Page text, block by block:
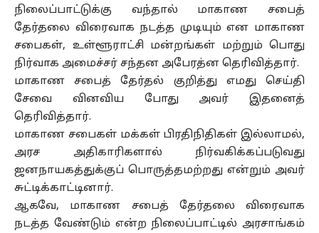
நிலைப்பாட்டுக்கு வந்தால் மாகாண சபைத்
தேர்தலை விரைவாக நடத்த முடியும் என மாகாண
சபைகள், உள்ளூராட்சி மன்றங்கள் மற்றும் பொது
நிர்வாக அமைச்சர் சந்தன அபேரத்ன தெரிவித்தார்.
மாகாண சபைத் தேர்தல் குறித்து எமது செய்தி
சேவை வினவிய போது அவர் இதனைத்
தெரிவித்தார்.
மாகாண சபைகள் மக்கள் பிரதிநிதிகள் இல்லாமல்,
அரச அதிகாரிகளால் நிர்வகிக்கப்படுவது
ஜனநாயகத்துக்குப் பொருத்தமற்றது என்றும் அவர்
சுட்டிக்காட்டினார்.
ஆகவே, மாகாண சபைத் தேர்தலை விரைவாக
நடத்த வேண்டும் என்ற நிலைப்பாட்டில் அரசாங்கம்